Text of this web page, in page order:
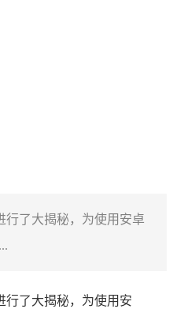
行了大揭秘，为使用安卓
行了大揭秘，为使用安